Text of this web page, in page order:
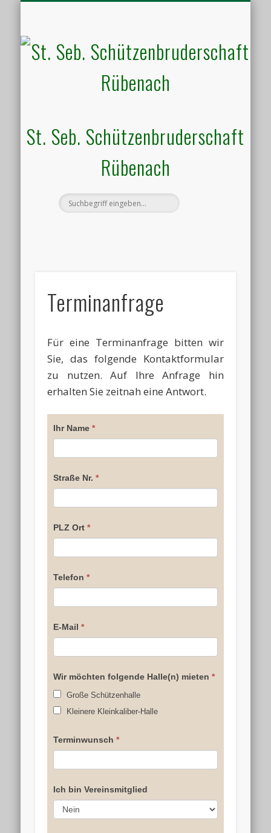
St. Seb. Schützenbruderschaft
Rübenach
Terminanfrage
Für eine Terminanfrage bitten wir
Sie, das folgende Kontaktformular
zu nutzen. Auf Ihre Anfrage hin
erhalten Sie zeitnah eine Antwort.
Falls
menschlich
bist,
lasse
dieses
Feld
leer.
Ihr Name*
Straße Nr.*
PLZ Ort*
Telefon*
E-Mail*
Wir möchten folgende Halle(n) mieten*
Große Schützenhalle
Kleinere Kleinkaliber-Halle
Terminwunsch*
Ich bin Vereinsmitglied